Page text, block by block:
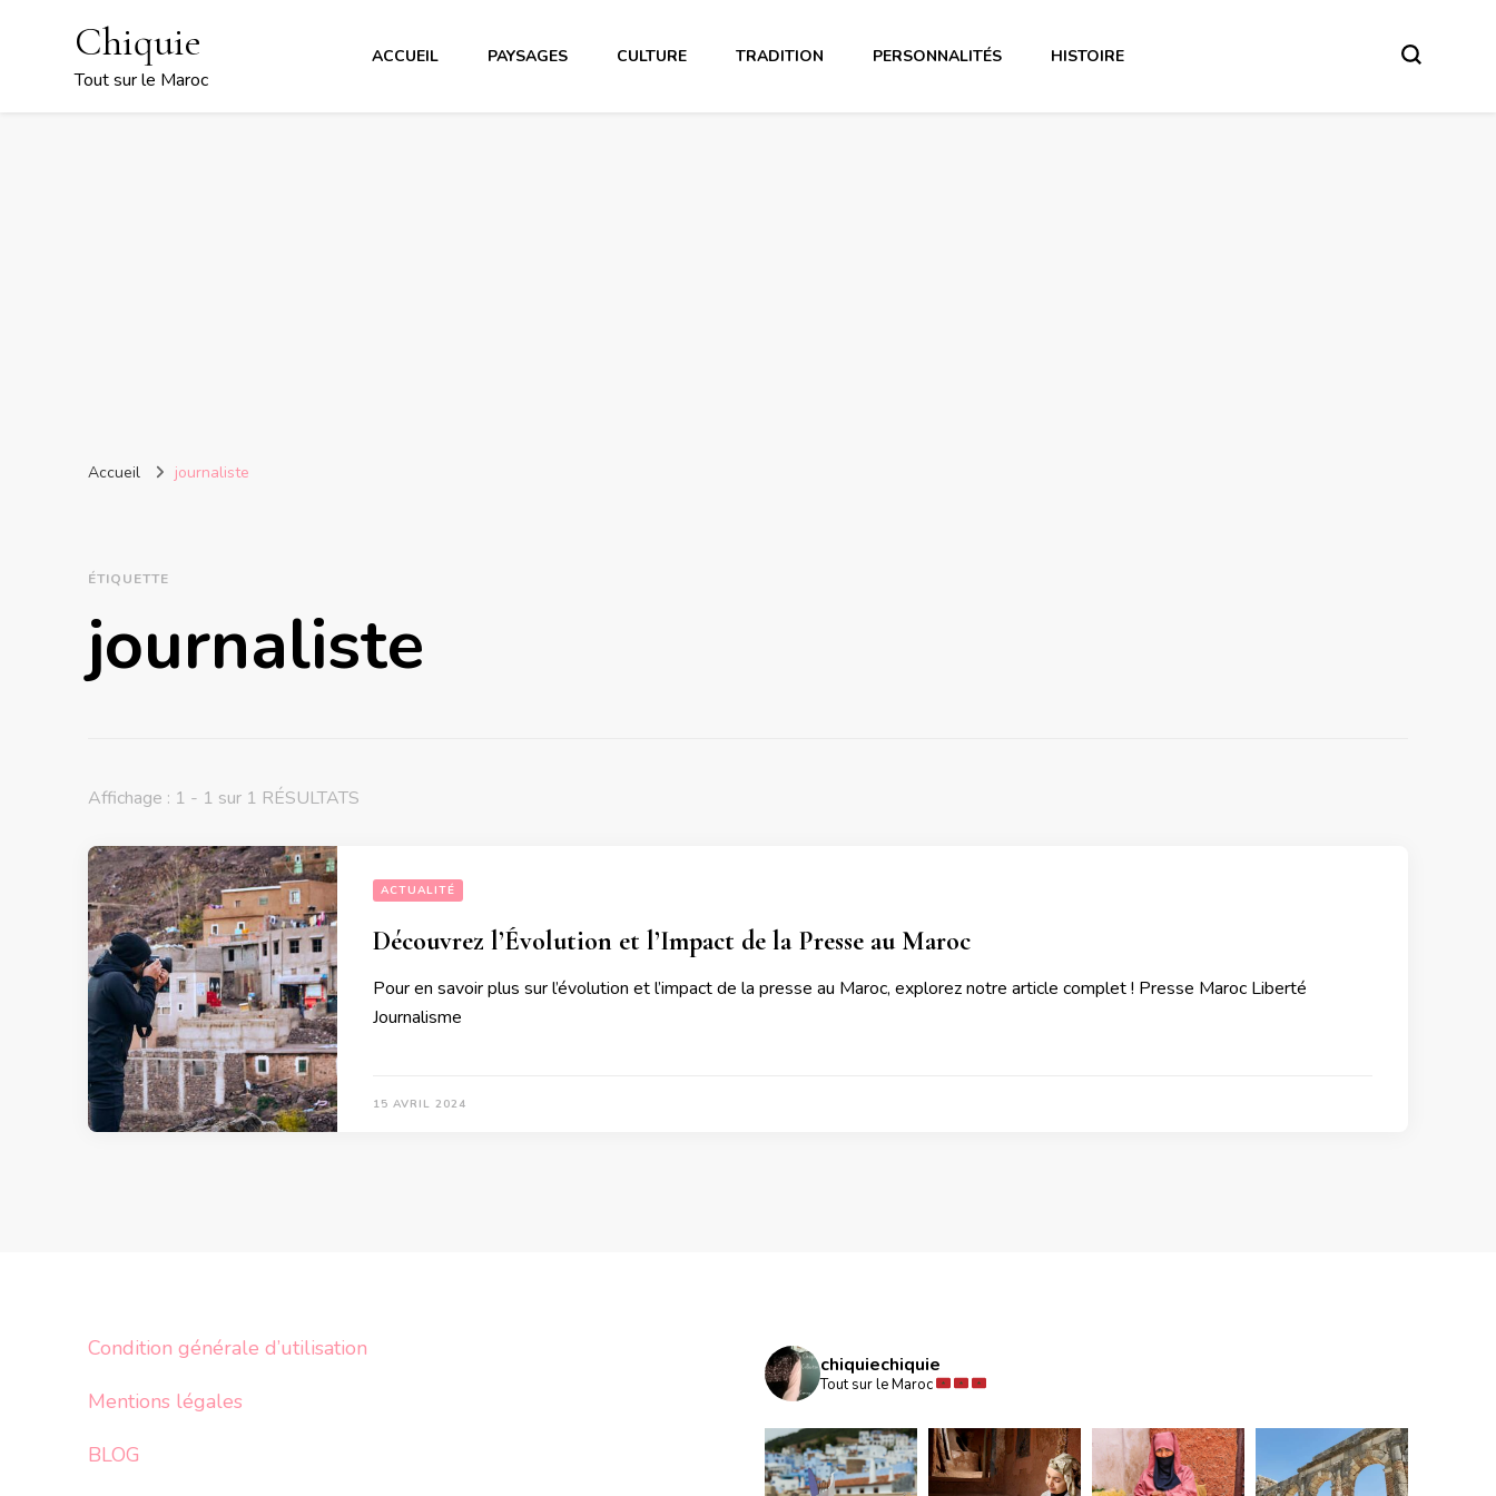
Chiquie
Tout sur le Maroc
ACCUEIL PAYSAGES CULTURE TRADITION PERSONNALITÉS HISTOIRE
Accueil journaliste
ÉTIQUETTE
journaliste
Affichage : 1 - 1 sur 1 RÉSULTATS
ACTUALITÉ
Découvrez l’Évolution et l’Impact de la Presse au Maroc
Pour en savoir plus sur l’évolution et l’impact de la presse au Maroc, explorez notre article complet ! Presse Maroc Liberté
Journalisme
15 AVRIL 2024
Condition générale d’utilisation
Mentions légales
BLOG
chiquiechiquie
Tout sur le Maroc